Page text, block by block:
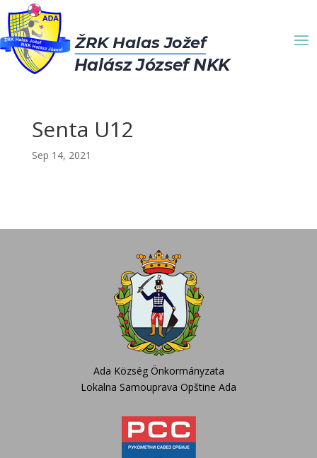
Senta U12
Sep 14, 2021
Ada Község Önkormányzata
Lokalna Samouprava Opštine Ada